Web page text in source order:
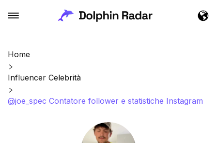
Home
Influencer Celebrità
@joe_spec Contatore follower e statistiche Instagram